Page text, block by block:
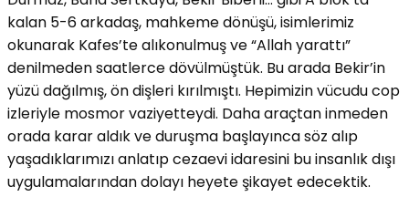
kalan 5-6 arkadaş, mahkeme dönüşü, isimlerimiz
okunarak Kafes’te alıkonulmuş ve “Allah yarattı”
denilmeden saatlerce dövülmüştük. Bu arada Bekir’in
yüzü dağılmış, ön dişleri kırılmıştı. Hepimizin vücudu cop
izleriyle mosmor vaziyetteydi. Daha araçtan inmeden
orada karar aldık ve duruşma başlayınca söz alıp
yaşadıklarımızı anlatıp cezaevi idaresini bu insanlık dışı
uygulamalarından dolayı heyete şikayet edecektik.